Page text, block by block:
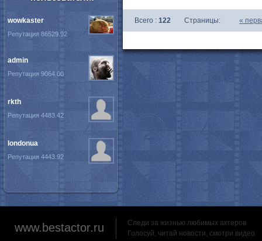
Всего : 122 Страницы: «
wowkaster
Репутация 86529.92
admin
Репутация 9064.00
rkth
Репутация 4483.42
londonua
Репутация 4443.92
www.bestactor.ru
Следи за жизнью любимых актеров
Голосуй, читай новости, смотри видео